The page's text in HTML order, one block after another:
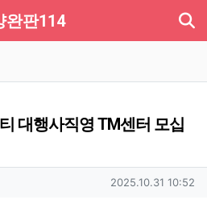
완판114
대행사직영 TM센터 모십
작성일
2025.10.31 10:52